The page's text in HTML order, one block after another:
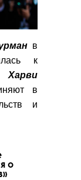
в
к
Харви
в
и
о